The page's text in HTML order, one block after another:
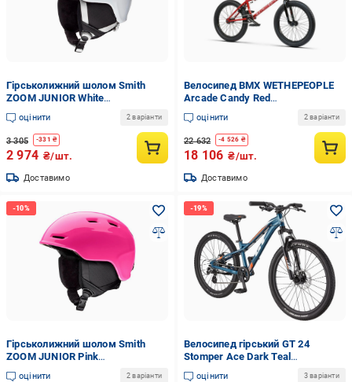
Гірськолижний шолом Smith
ZOOM JUNIOR White
(UFZ6B01AC64253.5)
оцінити 2 варіанти
3 305 -331 ₴
2 974 ₴/шт.
Доставимо
Велосипед BMX WETHEPEOPLE
Arcade Candy Red
(UF46F75A939854.4003)
оцінити 2 варіанти
22 632 -4 526 ₴
18 106 ₴/шт.
Доставимо
Гірськолижний шолом Smith
ZOOM JUNIOR Pink
(UG76B01AC64253.192)
оцінити 2 варіанти
Велосипед гірський GT 24
Stomper Ace Dark Teal
(UE264BCB4F4A654.301)
оцінити 3 варіанти